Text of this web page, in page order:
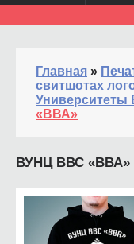
Главная »
свитшотах
Университеты
«ВВА»
ВУНЦ ВВС «ВВА»